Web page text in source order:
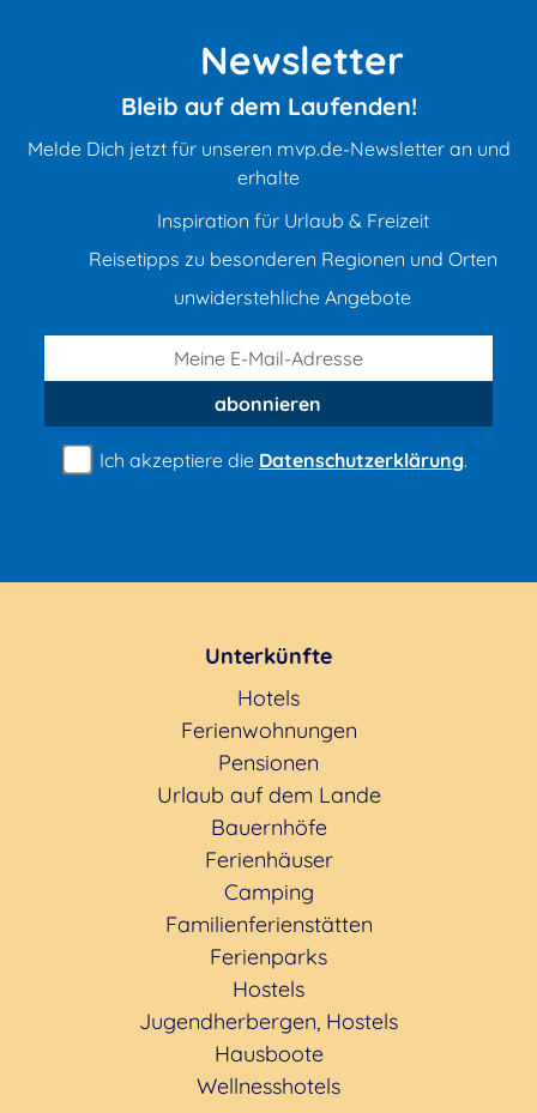
Newsletter
Bleib auf dem Laufenden!
Melde Dich jetzt für unseren mvp.de-Newsletter an und
erhalte
Inspiration für Urlaub & Freizeit
Reisetipps zu besonderen Regionen und Orten
unwiderstehliche Angebote
abonnieren
Ich akzeptiere die Datenschutzerklärung.
Unterkünfte
Hotels
Ferienwohnungen
Pensionen
Urlaub auf dem Lande
Bauernhöfe
Ferienhäuser
Camping
Familienferienstätten
Ferienparks
Hostels
Jugendherbergen, Hostels
Hausboote
Wellnesshotels